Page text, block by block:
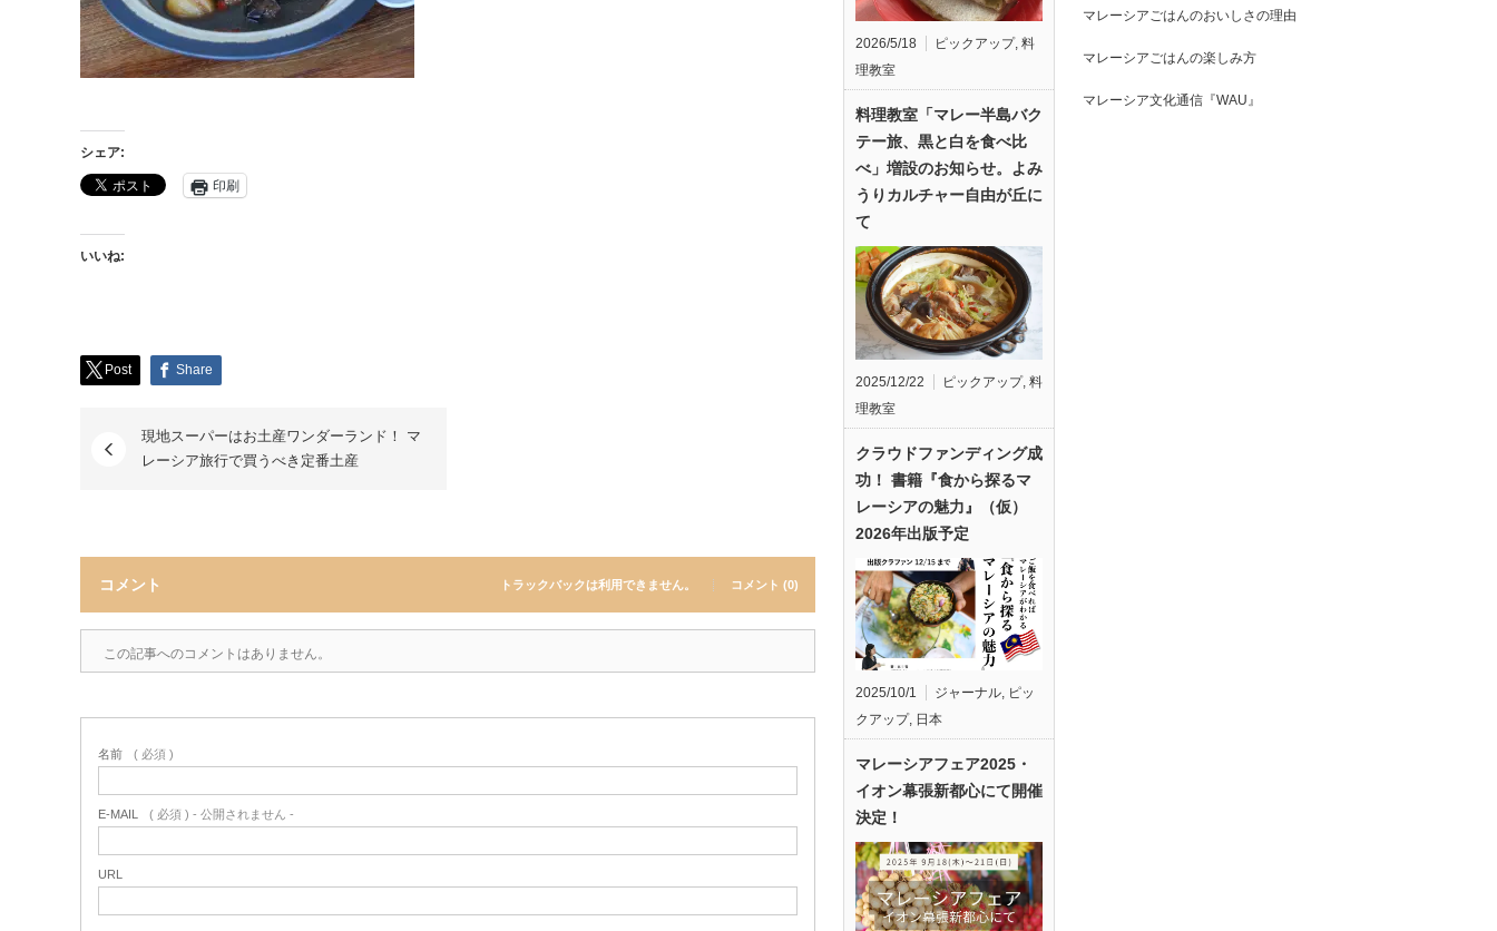
シェア:
印刷
いいね:
Post Share
現地スーパーはお土産ワンダーランド！ マ
レーシア旅行で買うべき定番土産
コメント トラックバックは利用できません。 コメント (0)
この記事へのコメントはありません。
名前 ( 必須 )
E-MAIL ( 必須 ) - 公開されません -
URL
2026/5/18 ピックアップ, 料
理教室
料理教室「マレー半島バク
テー旅、黒と白を食べ比
べ」増設のお知らせ。よみ
うりカルチャー自由が丘に
て
2025/12/22 ピックアップ, 料
理教室
クラウドファンディング成
功！ 書籍『食から探るマ
レーシアの魅力』（仮）
2026年出版予定
2025/10/1 ジャーナル, ピッ
クアップ, 日本
マレーシアフェア2025・
イオン幕張新都心にて開催
決定！
マレーシアごはんのおいしさの理由
マレーシアごはんの楽しみ方
マレーシア文化通信『WAU』